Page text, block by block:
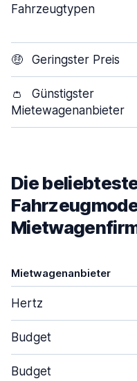
Fahrzeugtypen
🤑 Geringster Preis
👛
Günstigster
Mietewagenanbieter
Die
Mietwagenanbieter
Hertz
Budget
Budget